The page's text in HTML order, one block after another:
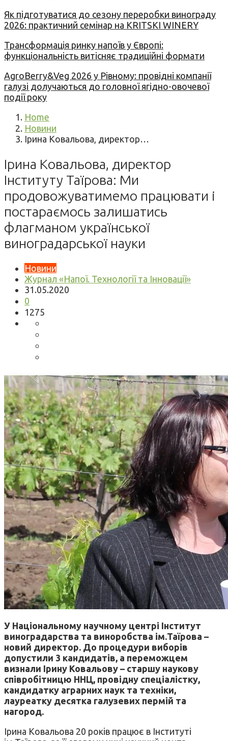
Як підготуватися до сезону переробки винограду
2026: практичний семінар на KRITSKI WINERY
Трансформація ринку напоїв у Європі:
функціональність витісняє традиційні формати
AgroBerry&Veg 2026 у Рівному: провідні компанії
галузі долучаються до головної ягідно-овочевої
події року
Home
Новини
Ірина Ковальова, директор…
Ірина Ковальова, директор
Інституту Таїрова: Ми
продовожуватимемо працювати і
постараємось залишатись
флагманом української
виноградарської науки
Новини
Журнал «Напої. Технології та Інновації»
31.05.2020
0
1275
У Національному научному центрі Інститут
виноградарства та виноробства ім.Таїрова –
новий директор. До процедури виборів
допустили 3 кандидатів, а переможцем
визнали Ірину Ковальову – старшу наукову
співробітницю ННЦ, провідну спеціалістку,
кандидатку аграрних наук та техніки,
лауреатку десятка галузевих пермій та
нагород.
Ірина Ковальова 20 років працює в Інституті